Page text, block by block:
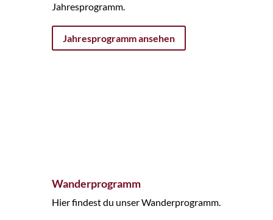
Jahresprogramm.
Jahresprogramm ansehen
Wanderprogramm
Hier findest du unser Wanderprogramm.